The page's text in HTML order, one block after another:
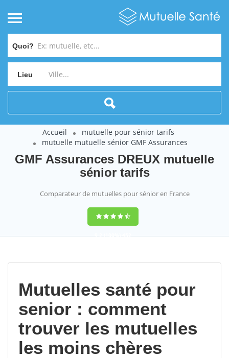
Quoi?
Lieu
Accueil
mutuelle pour sénior tarifs
mutuelle mutuelle sénior GMF Assurances
GMF Assurances DREUX mutuelle
sénior tarifs
Comparateur de mutuelles pour sénior en France
9,2(100%)452
Mutuelles santé pour
senior : comment
trouver les mutuelles
les moins chères